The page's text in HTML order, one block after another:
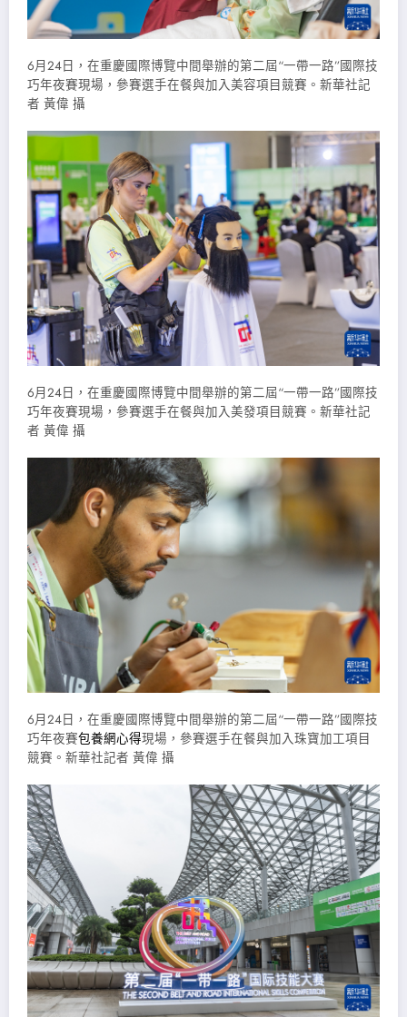
6月24日，在重慶國際博覽中間舉辦的第二屆“一帶一路”國際技
巧年夜賽現場，參賽選手在餐與加入美容項目競賽。新華社記
者 黃偉 攝
6月24日，在重慶國際博覽中間舉辦的第二屆“一帶一路”國際技
巧年夜賽現場，參賽選手在餐與加入美發項目競賽。新華社記
者 黃偉 攝
6月24日，在重慶國際博覽中間舉辦的第二屆“一帶一路”國際技
巧年夜賽包養網心得現場，參賽選手在餐與加入珠寶加工項目
競賽。新華社記者 黃偉 攝